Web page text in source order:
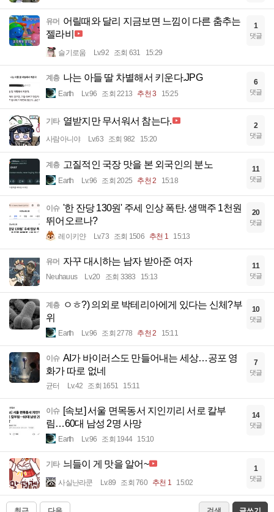
유머 어릴때와 달리 지금보면 느낌이 다른 춤추는
젤라비
슬기로움 Lv.92 조회 631 15:29
1
댓글
계층 나는 아들 딸 차별해서 키운다.JPG
Earth Lv.96 조회 2213 추천 3 15:25
6
댓글
기타 열받지만 무서워서 참는다.
사람아니야 Lv.63 조회 982 15:20
2
댓글
계층 고질적인 국장 맛을 본 외국인의 분노
Earth Lv.96 조회 2025 추천 2 15:18
11
댓글
이슈 '한 잔당 130원' 주세 인상 폭탄. 생맥주 1천원
뛰어오르나?
레이키얀 Lv.73 조회 1506 추천 1 15:13
20
댓글
유머 자꾸 대시하는 남자 받아준 여자
Neuhauus Lv.20 조회 3383 15:13
11
댓글
계층
ㅇㅎ?) 의외로 박테리아에게 있다는 신체?부
위
Earth Lv.96 조회 2778 추천 2 15:11
10
댓글
이슈 AI가 바이러스도 만들어내는 세상…공포 영
화가 따로 없네
균터 Lv.42 조회 1651 15:11
7
댓글
이슈 [속보] 서울 면목동서 지인끼리 서로 칼부
림…60대 남성 2명 사망
Earth Lv.96 조회 1944 15:10
14
댓글
기타 늬들이 게 맛을 알어~
사실난라쿤 Lv.89 조회 760 추천 1 15:02
1
댓글